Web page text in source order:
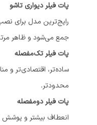
پات فیلر دیواری تاشو
رایج‌ترین مدل برای نصب
جمع می‌شود و ظاهر
پات فیلر تک‌مفصله
ساده‌تر، اقتصادی‌تر و
محدودتر.
پات فیلر دو‌مفصله
انعطاف بیشتر و پوشش